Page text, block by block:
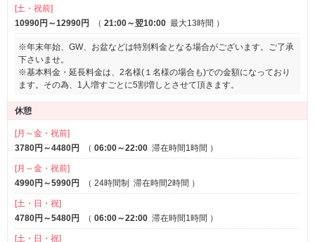
・マシェリ エアフィール
・プレミアム ヴィダルサスーン
・PANTENE Pro-V
■ルームウェア
・エミリーパイルワンピ(グレー／ブラック／ピンク／ピーチ／ミン
・パイルくまミミメルヘン セットアップ
・コットンアイレット
・フリリーメッシュ
・パッチワークドレス
・BOW パーカー＆ショートパンツ＆ソックス(パープル／イエロー)
・Calypso ワンピース＆ソックス(パープル／イエロー)
・メンズパジャマ（ヒョウ柄シャンデリア／配色ダルメシアン柄)
・キャミロング(ヒョウ柄／ダルメシアン柄／マーブル柄)
[土・祝前]
10990円～12990円
（ 21:00～翌10:00 最大13時間 ）
※年末年始、GW、お盆などは特別料金となる場合がございます。ご了承
下さいませ。
※基本料金・延長料金は、2名様(１名様の場合も)での金額になっており
ます。その為、1人増すごとに5割増しとさせて頂きます。
休憩
[月～金・祝前]
3780円～4480円
（ 06:00～22:00 滞在時間1時間 ）
[月～金・祝前]
4990円～5990円
（ 24時間制 滞在時間2時間 ）
[土・日・祝]
4780円～5480円
（ 06:00～22:00 滞在時間1時間 ）
[土・日・祝]